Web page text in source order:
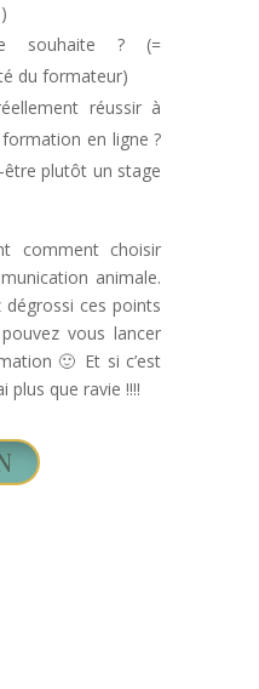
souhaite ? (=
du formateur)
réussir à
en ligne ?
plutôt un stage
comment choisir
animale.
ces points
vous lancer
🙂 Et si c’est
plus que ravie !!!!